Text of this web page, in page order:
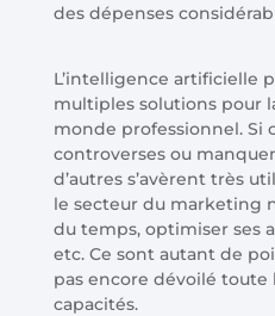
des dépenses
L’intelligence artificielle
multiples solutions pour
monde professionnel. Si
controverses ou
d’autres s’avèrent très
le secteur du marketing
du temps, optimiser ses
etc. Ce sont autant de
pas encore dévoilé toute
capacités.